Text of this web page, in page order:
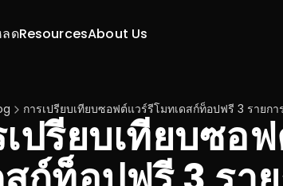
Resources
ด About Us
การเปรียบเทียบซอฟต์แวร์รีโมทเดสก์ท็อปฟรี 3 รายกา
ปรียบเทียบซอ